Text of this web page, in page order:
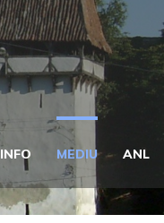
INFO MEDIU ANL